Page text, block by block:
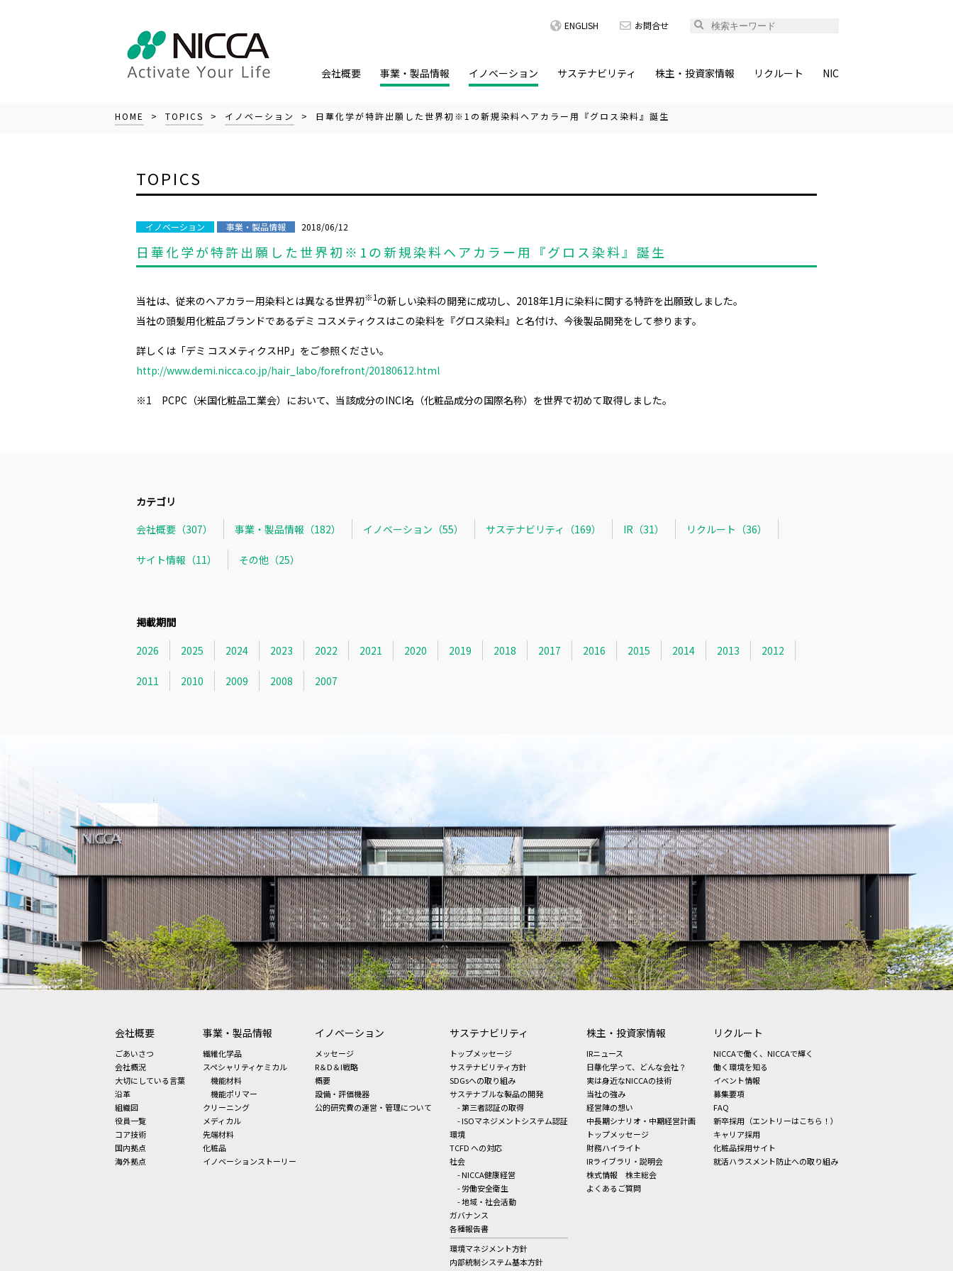
ENGLISH お問合せ
会社概要 事業・製品情報 イノベーション サステナビリティ 株主・投資家情報 リクルート NIC
HOME > TOPICS > イノベーション > 日華化学が特許出願した世界初※1の新規染料ヘアカラー用『グロス染料』誕生
TOPICS
イノベーション 事業・製品情報 2018/06/12
日華化学が特許出願した世界初※1の新規染料ヘアカラー用『グロス染料』誕生
当社は、従来のヘアカラー用染料とは異なる世界初※1の新しい染料の開発に成功し、2018年1月に染料に関する特許を出願致しました。
当社の頭髪用化粧品ブランドであるデミ コスメティクスはこの染料を『グロス染料』と名付け、今後製品開発をして参ります。
詳しくは「デミ コスメティクスHP」をご参照ください。
http://www.demi.nicca.co.jp/hair_labo/forefront/20180612.html
※1 PCPC（米国化粧品工業会）において、当該成分のINCI名（化粧品成分の国際名称）を世界で初めて取得しました。
カテゴリ
会社概要（307）
事業・製品情報（182） イノベーション（55） サステナビリティ（169） IR（31） リクルート（36）
サイト情報（11） その他（25）
掲載期間
2026
2025 2024 2023 2022 2021 2020 2019 2018 2017 2016 2015 2014 2013 2012
2011 2010 2009 2008 2007
会社概要
ごあいさつ
会社概況
大切にしている言葉
沿革
組織図
役員一覧
コア技術
国内拠点
海外拠点
事業・製品情報
繊維化学品
スペシャリティケミカル
機能材料
機能ポリマー
クリーニング
メディカル
先端材料
化粧品
イノベーションストーリー
イノベーション
メッセージ
R＆D＆I戦略
概要
設備・評価機器
公的研究費の運営・管理について
サステナビリティ
トップメッセージ
サステナビリティ方針
SDGsへの取り組み
サステナブルな製品の開発
- 第三者認証の取得
- ISOマネジメントシステム認証
環境
TCFD への対応
社会
- NICCA健康経営
- 労働安全衛生
- 地域・社会活動
ガバナンス
各種報告書
環境マネジメント方針
内部統制システム基本方針
株主・投資家情報
IRニュース
日華化学って、どんな会社？
実は身近なNICCAの技術
当社の強み
経営陣の想い
中長期シナリオ・中期経営計画
トップメッセージ
財務ハイライト
IRライブラリ・説明会
株式情報
株主総会
よくあるご質問
リクルート
NICCAで働く、NICCAで輝く
働く環境を知る
イベント情報
募集要項
FAQ
新卒採用（エントリーはこちら！）
キャリア採用
化粧品採用サイト
就活ハラスメント防止への取り組み